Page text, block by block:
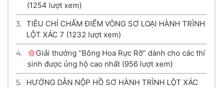
(1254 lượt xem)
3. TIÊU CHÍ CHẤM ĐIỂM VÒNG SƠ LOẠI HÀNH TRÌNH
LỘT XÁC 7 (1232 lượt xem)
4.
Giải thưởng “Bông Hoa Rực Rỡ” dành cho các thí
sinh được ủng hộ cao nhất (956 lượt xem)
5. HƯỚNG DẪN NỘP HỒ SƠ HÀNH TRÌNH LỘT XÁC